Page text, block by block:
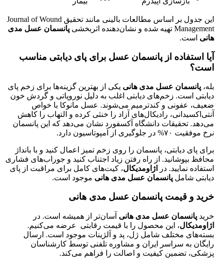
این جدول بر اساس مطالعات بالینی مانند تحقیق Journal of Wound
Management تهیه شده و نشان‌دهنده اثربخشی
پانسمان عسل مدی
هانی است.
آیا استفاده از پانسمان عسل برای پای دیابتی مناسب
است؟
بله، پانسمان عسل مدی هانی یکی از بهترین گزینه‌ها برای زخم پای
دیابتی است. زخم‌های دیابتی اغلب به دلیل نوروپاتی و گردش خون
ضعیف، عفونی و کندترمیم می‌شوند. عسل مانوکا با خواص
آنتی‌اکسیدانی، رادیکال‌های آزاد را خنثی کرده و التهاب را کاهش
می‌دهد. تحقیقات دانشگاه آکسفورد نشان می‌دهد که این پانسمان
نرخ موفقیت ۷۰% در جلوگیری از آمپوتاسیون دارد.
برای پای دیابتی، پانسمان را روی زخم تمیز اعمال کنید و با بانداژ
محافظ بپوشانید. از راه رفتن زیاد اجتناب کنید و جوراب‌های فشاری
استفاده نمایید. در
اژاومدیکال، کیت‌های کامل برای مراقبت از پای
دیابتی شامل پانسمان عسل مدی هانی موجود است.
خرید و قیمت پانسمان عسل مدی هانی
خرید پانسمان عسل مدی هانی آسان‌تر از همیشه است. در
اژاومدیکال، این محصول را با قیمت رقابتی عرضه می‌کنیم.
بسته‌های مختلف شامل ژل، پد و آلژینات موجود است. ارسال
رایگان به سراسر ایران و مشاوره تلفنی توسط کارشناسان
پزشکی، تضمین کیفیت و اصالت را فراهم می‌کند.